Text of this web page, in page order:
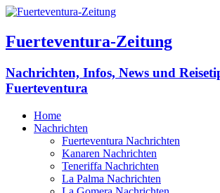
Fuerteventura-Zeitung
Nachrichten, Infos, News und
Fuerteventura
Home
Nachrichten
Fuerteventura Nachrichten
Kanaren Nachrichten
Teneriffa Nachrichten
La Palma Nachrichten